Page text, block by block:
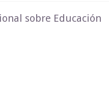
sobre Educación